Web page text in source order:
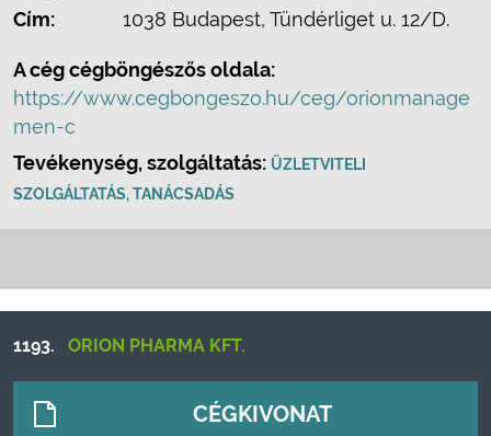
Cím:
1038 Budapest, Tündérliget u. 12/D.
A cég cégböngészős oldala:
https://www.cegbongeszo.hu/ceg/orionmanage
men-c
Tevékenység, szolgáltatás: ÜZLETVITELI
SZOLGÁLTATÁS, TANÁCSADÁS
1193. ORION PHARMA KFT.
CÉGKIVONAT